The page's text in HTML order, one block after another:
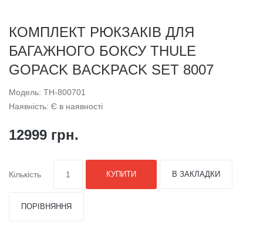
КОМПЛЕКТ РЮКЗАКІВ ДЛЯ
БАГАЖНОГО БОКСУ THULE
GOPACK BACKPACK SET 8007
Модель: TH-800701
Наявність: Є в наявності
12999 грн.
Кількість КУПИТИ В ЗАКЛАДКИ
ПОРІВНЯННЯ